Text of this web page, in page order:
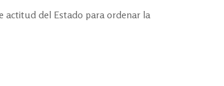
actitud del Estado para ordenar la